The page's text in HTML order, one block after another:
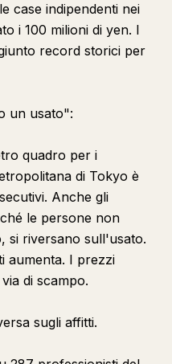
case indipendenti nei
i 100 milioni di yen. I
record storici per
un usato":
quadro per i
di Tokyo è
Anche gli
le persone non
si riversano sull'usato.
aumenta. I prezzi
di scampo.
sugli affitti.